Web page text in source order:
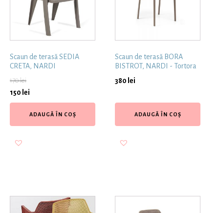
Scaun de terasă SEDIA
CRETA, NARDI
170lei
150 lei
ADAUGĂ ÎN COȘ
Scaun de terasă BORA
BISTROT, NARDI - Tortora
380 lei
ADAUGĂ ÎN COȘ